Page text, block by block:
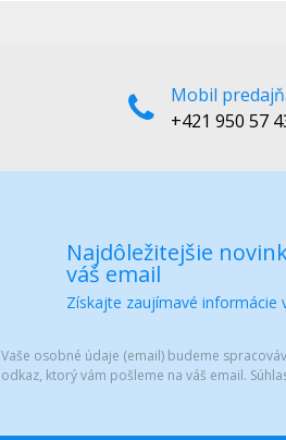
Mobil
+421 950 57
Najdôležitejšie
váš email
Získajte zaujímavé informácie
Vaše osobné údaje (email) budeme
odkaz, ktorý vám pošleme na váš email.